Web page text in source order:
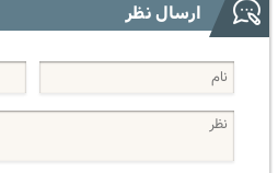
ارسال نظر